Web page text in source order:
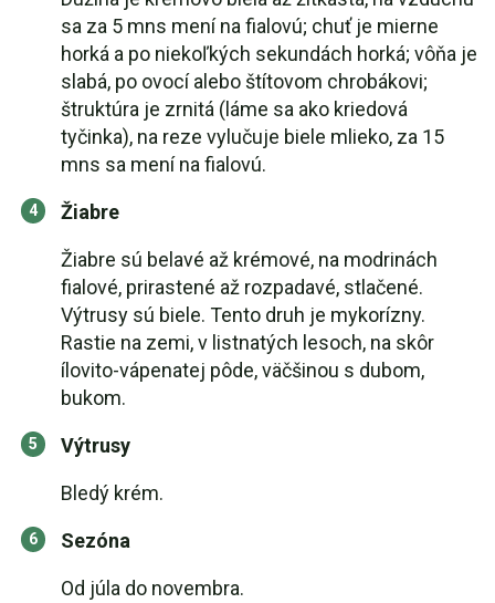
sa za 5 mns mení na fialovú; chuť je mierne
horká a po niekoľkých sekundách horká; vôňa je
slabá, po ovocí alebo štítovom chrobákovi;
štruktúra je zrnitá (láme sa ako kriedová
tyčinka), na reze vylučuje biele mlieko, za 15
mns sa mení na fialovú.
Žiabre
Žiabre sú belavé až krémové, na modrinách
fialové, prirastené až rozpadavé, stlačené.
Výtrusy sú biele. Tento druh je mykorízny.
Rastie na zemi, v listnatých lesoch, na skôr
ílovito-vápenatej pôde, väčšinou s dubom,
bukom.
Výtrusy
Bledý krém.
Sezóna
Od júla do novembra.